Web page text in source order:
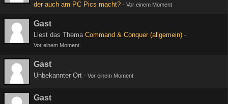
der auch am PC Pics macht? - Vor einem Moment
Gast
Liest das Thema Command & Conquer (allgemein) -
Vor einem Moment
Gast
Unbekannter Ort - Vor einem Moment
Gast